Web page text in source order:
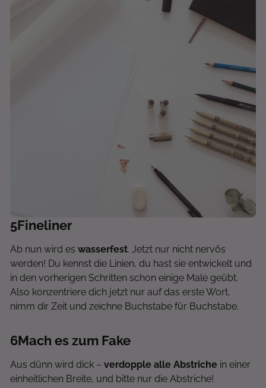
5Fineliner
Ab nun wird es wasserfest. Jetzt nur nicht nervös
werden! Du kennst die Linien, du hast sie entwickelt und
in den vorherigen Schritten schon einige Male geübt.
Also konzentriere dich jetzt nur auf das erste Wort,
nimm dir Zeit und zeichne Buchstabe für Buchstabe.
6Mach es zum Fake
Aus dünn wird dick – verdopple alle Abstriche in einer
einheitlichen Breite, und bitte nur die Abstriche!